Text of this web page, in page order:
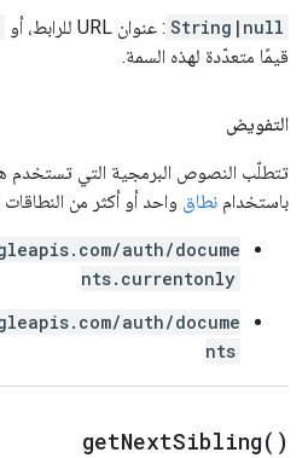
String|null : عنوان URL للرابط، أو
قيمًا متعدّدة لهذه السمة.
التفويض
تتطلّب النصوص البرمجية التي تستخدم
باستخدام نطاق واحد أو أكثر من النطاقات
auth/docume
nts.currentonly
auth/docume
nts
getNextSibling( )